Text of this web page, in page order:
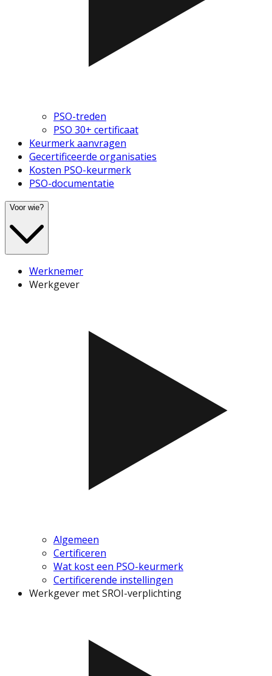
PSO-treden
PSO 30+ certificaat
Keurmerk aanvragen
Gecertificeerde organisaties
Kosten PSO-keurmerk
PSO-documentatie
Voor wie?
Werknemer
Werkgever
Algemeen
Certificeren
Wat kost een PSO-keurmerk
Certificerende instellingen
Werkgever met SROI-verplichting